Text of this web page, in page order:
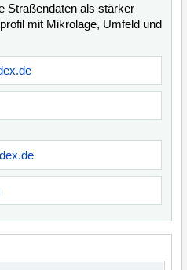
Straßendaten als stärker
mit Mikrolage, Umfeld und